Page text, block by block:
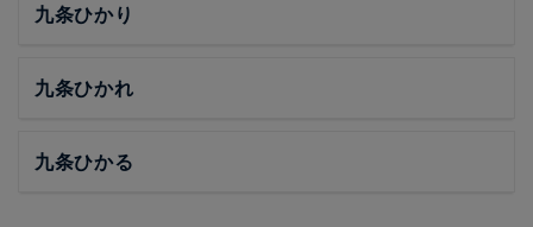
九条ひかり
九条ひかれ
九条ひかる